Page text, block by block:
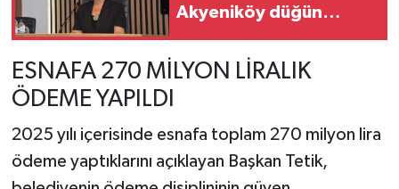
Akyeniköy düğün
ESNAFA 270 MİLYON LİRALIK
ÖDEME YAPILDI
2025 yılı içerisinde esnafa toplam 270 milyon lira
ödeme yaptıklarını açıklayan Başkan Tetik,